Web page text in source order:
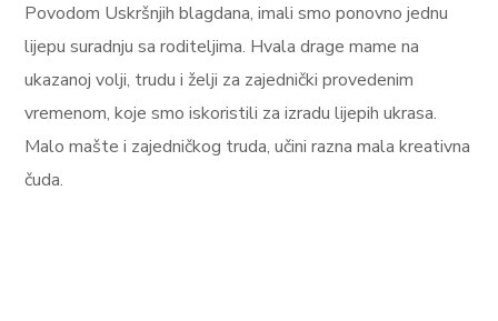
Povodom Uskršnjih blagdana, imali smo ponovno jednu
lijepu suradnju sa roditeljima. Hvala drage mame na
ukazanoj volji, trudu i želji za zajednički provedenim
vremenom, koje smo iskoristili za izradu lijepih ukrasa.
Malo mašte i zajedničkog truda, učini razna mala kreativna
čuda.